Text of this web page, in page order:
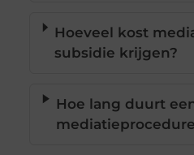
Hoeveel kost
subsidie krijgen?
Hoe lang duurt